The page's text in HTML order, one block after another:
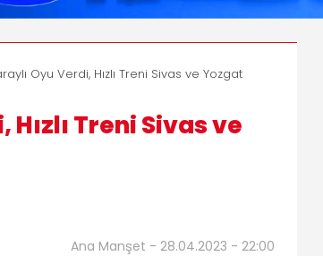
Oyu Verdi, Hızlı Treni Sivas ve Yozgat
Hızlı Treni Sivas ve
Ana Manşet - 28.04.2023 - 22:00